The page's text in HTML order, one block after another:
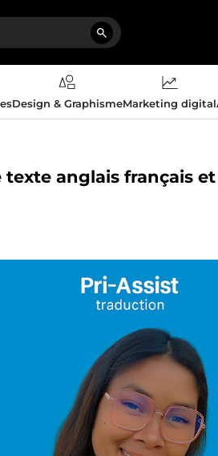
Design & GraphismeMarketing digital
anglais français